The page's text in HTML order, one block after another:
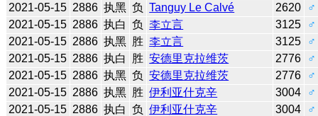
2021-05-15 2886 执黑 负 Tanguy Le Calvé 2620
♂
2021-05-15 2886 执白 负 李立言 3125
♂
2021-05-15 2886 执黑 胜 李立言 3125
♂
2021-05-15 2886 执白 胜 安德里克拉维茨 2776
♂
2021-05-15 2886 执黑 负 安德里克拉维茨 2776
♂
2021-05-15 2886 执黑 胜 伊利亚什克辛 3004
♂
2021-05-15 2886 执白 负 伊利亚什克辛 3004
♂